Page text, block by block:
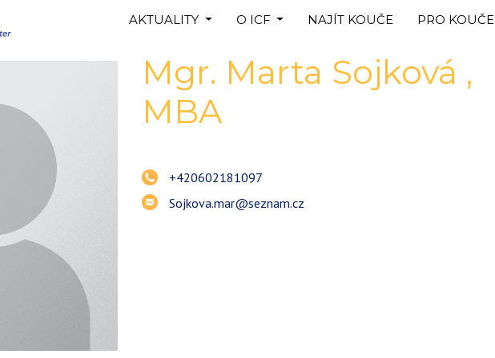
AKTUALITY O ICF NAJÍT KOUČE PRO KOUČE
Mgr. Marta Sojková ,
MBA
+420602181097
Sojkova.mar@seznam.cz